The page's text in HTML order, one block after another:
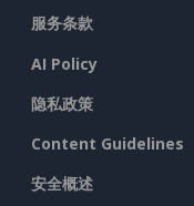
服务条款
AI Policy
隐私政策
Content Guidelines
安全概述